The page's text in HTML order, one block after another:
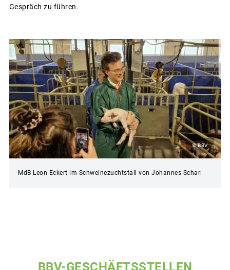
Gespräch zu führen.
© BBV
MdB Leon Eckert im Schweinezuchtstall von Johannes Scharl
BBV-GESCHÄFTSSTELLEN